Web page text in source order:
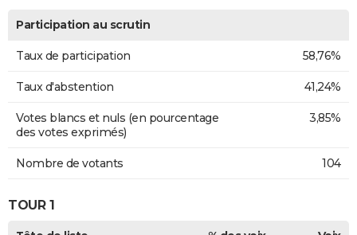
Participation au scrutin
Taux de participation 58,76%
Taux d'abstention 41,24%
Votes blancs et nuls (en pourcentage
des votes exprimés)
3,85%
Nombre de votants 104
TOUR 1